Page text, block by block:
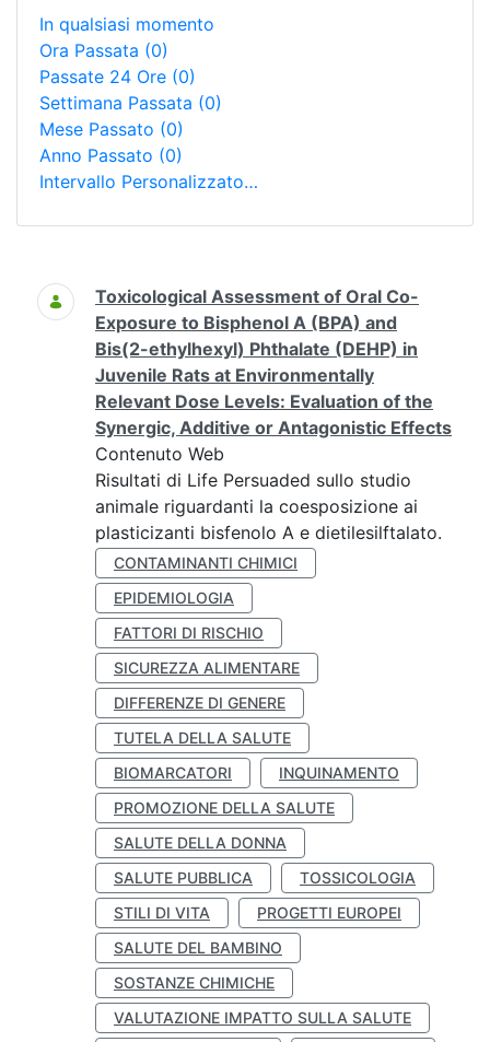
In qualsiasi momento
Ora Passata (0)
Passate 24 Ore (0)
Settimana Passata (0)
Mese Passato (0)
Anno Passato (0)
Intervallo Personalizzato…
Ricerca
Toxicological Assessment of Oral Co-
Exposure to Bisphenol A (BPA) and
Bis(2-ethylhexyl) Phthalate (DEHP) in
Juvenile Rats at Environmentally
Relevant Dose Levels: Evaluation of the
Synergic, Additive or Antagonistic Effects
Contenuto Web
Risultati di Life Persuaded sullo studio
animale riguardanti la coesposizione ai
plasticizanti bisfenolo A e dietilesilftalato.
CONTAMINANTI CHIMICI
EPIDEMIOLOGIA
FATTORI DI RISCHIO
SICUREZZA ALIMENTARE
DIFFERENZE DI GENERE
TUTELA DELLA SALUTE
BIOMARCATORI
INQUINAMENTO
PROMOZIONE DELLA SALUTE
SALUTE DELLA DONNA
SALUTE PUBBLICA
TOSSICOLOGIA
STILI DI VITA
PROGETTI EUROPEI
SALUTE DEL BAMBINO
SOSTANZE CHIMICHE
VALUTAZIONE IMPATTO SULLA SALUTE